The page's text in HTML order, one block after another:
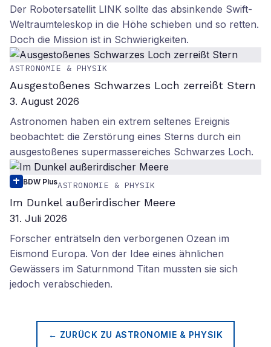
Der Robotersatellit LINK sollte das absinkende Swift-
Weltraumteleskop in die Höhe schieben und so retten.
Doch die Mission ist in Schwierigkeiten.
ASTRONOMIE & PHYSIK
Ausgestoßenes Schwarzes Loch zerreißt Stern
3. August 2026
Astronomen haben ein extrem seltenes Ereignis
beobachtet: die Zerstörung eines Sterns durch ein
ausgestoßenes supermassereiches Schwarzes Loch.
BDW PlusASTRONOMIE & PHYSIK
Im Dunkel außerirdischer Meere
31. Juli 2026
Forscher enträtseln den verborgenen Ozean im
Eismond Europa. Von der Idee eines ähnlichen
Gewässers im Saturnmond Titan mussten sie sich
jedoch verabschieden.
← ZURÜCK ZU ASTRONOMIE & PHYSIK